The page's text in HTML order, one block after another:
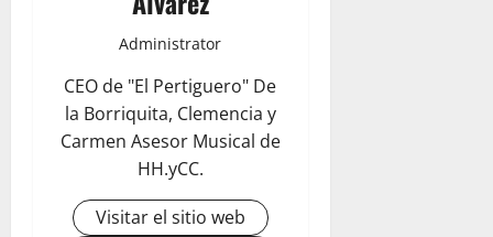
Administrator
CEO de "El Pertiguero" De
la Borriquita, Clemencia y
Carmen Asesor Musical de
HH.yCC.
Visitar el sitio web